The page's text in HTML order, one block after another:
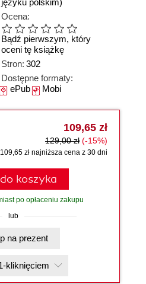
języku polskim)
Ocena:
Bądź pierwszym, który
oceni tę książkę
Stron: 302
Dostępne formaty:
ePubMobi
109,65 zł
129,00 zł (-15%)
109,65 zł najniższa cena z 30 dni
koszyka
po opłaceniu zakupu
lub
Kup na prezent
kliknięciem